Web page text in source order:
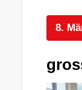
8.